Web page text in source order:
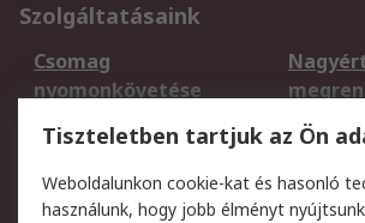
Szolgáltatásaink
Csomag
nyomonkövetése
Regisztráció
Szállítás
Termékvisszaküldés
Szolgáltatások
Tiszteletben tartjuk az Ön
Weboldalunkon cookie-kat és hasonló
használunk, hogy jobb élményt